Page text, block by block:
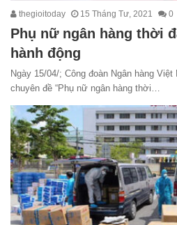
thegioitoday 15 Tháng Tư, 2021 0
Phụ nữ ngân hàng thời
hành động
Ngày 15/04/; Công đoàn Ngân hàng
chuyên đề “Phụ nữ ngân hàng thời…